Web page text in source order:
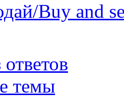
Buy and
темы